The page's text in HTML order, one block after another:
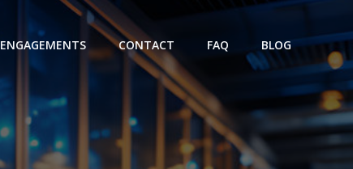
ENGAGEMENTS CONTACT FAQ BLOG